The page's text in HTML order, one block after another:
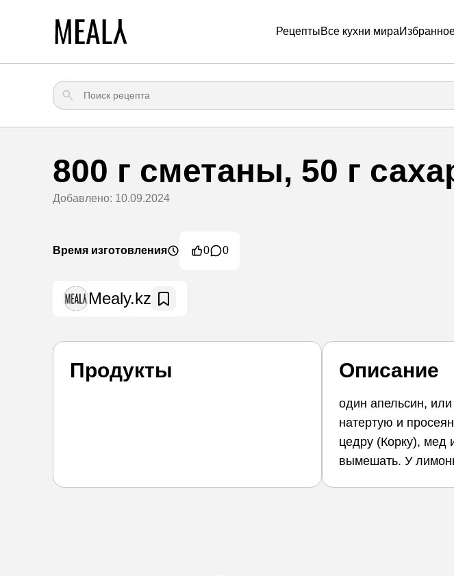
РецептыВсе кухни мира
800 г сметаны, 50 г
Добавлено: 10.09.2024
0 0
Время изготовления
Mealy.kz
Продукты Описание
один апельсин,
натертую и
цедру (Корку), мед
вымешать. У